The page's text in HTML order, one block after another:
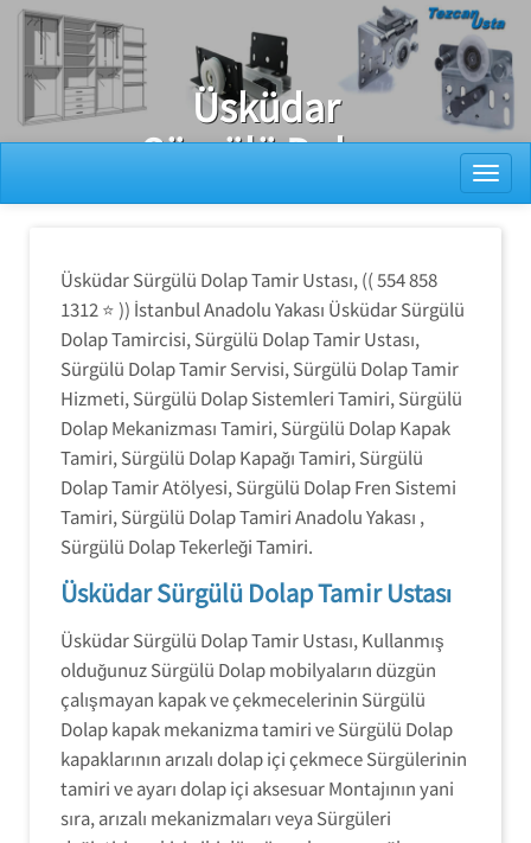
Ray Dolap Tamiri
Üsküdar
Sürgülü Dolap
Tamiri
Üsküdar Sürgülü Dolap Tamir Ustası, (( 554 858
1312 ⭐ )) İstanbul Anadolu Yakası Üsküdar Sürgülü
Dolap Tamircisi, Sürgülü Dolap Tamir Ustası,
Sürgülü Dolap Tamir Servisi, Sürgülü Dolap Tamir
Hizmeti, Sürgülü Dolap Sistemleri Tamiri, Sürgülü
Dolap Mekanizması Tamiri, Sürgülü Dolap Kapak
Tamiri, Sürgülü Dolap Kapağı Tamiri, Sürgülü
Dolap Tamir Atölyesi, Sürgülü Dolap Fren Sistemi
Tamiri, Sürgülü Dolap Tamiri Anadolu Yakası ,
Sürgülü Dolap Tekerleği Tamiri.
Üsküdar Sürgülü Dolap Tamir Ustası
Üsküdar Sürgülü Dolap Tamir Ustası, Kullanmış
olduğunuz Sürgülü Dolap mobilyaların düzgün
çalışmayan kapak ve çekmecelerinin Sürgülü
Dolap kapak mekanizma tamiri ve Sürgülü Dolap
kapaklarının arızalı dolap içi çekmece Sürgülerinin
tamiri ve ayarı dolap içi aksesuar Montajının yani
sıra, arızalı mekanizmaları veya Sürgüleri